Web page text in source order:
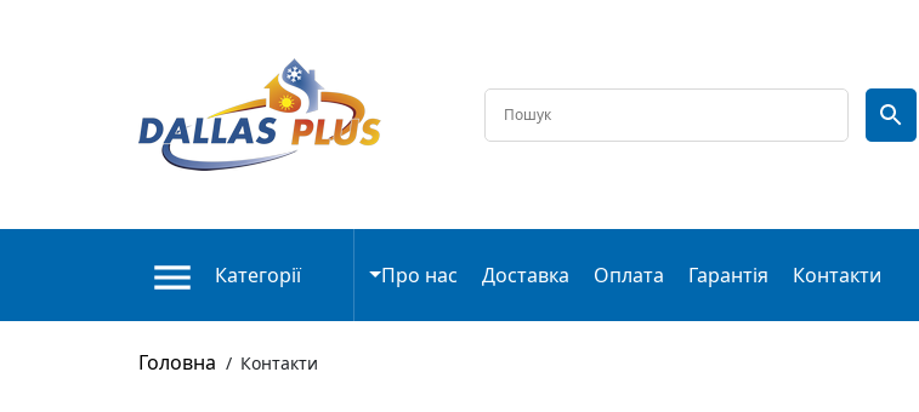
Категорії Про нас Доставка Оплата Гарантія Контакти
Головна / Контакти